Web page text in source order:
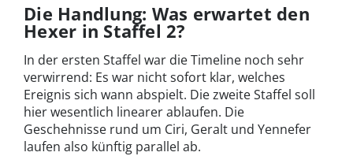
Die Handlung: Was erwartet den
Hexer in Staffel 2?
In der ersten Staffel war die Timeline noch sehr
verwirrend: Es war nicht sofort klar, welches
Ereignis sich wann abspielt. Die zweite Staffel soll
hier wesentlich linearer ablaufen. Die
Geschehnisse rund um Ciri, Geralt und Yennefer
laufen also künftig parallel ab.